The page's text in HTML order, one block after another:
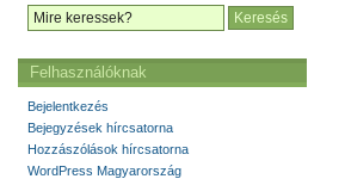
Felhasználóknak
Bejelentkezés
Bejegyzések hírcsatorna
Hozzászólások hírcsatorna
WordPress Magyarország